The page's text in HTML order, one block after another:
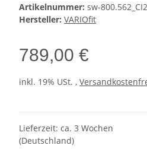
Artikelnummer: sw-800.562_CI2
Hersteller: VARIOfit
789,00 €
inkl. 19% USt. ,
Lieferzeit: ca. 3 Wochen
(Deutschland)